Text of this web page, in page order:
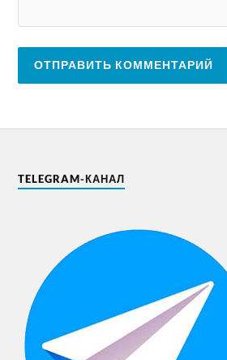
TELEGRAM-КАНАЛ